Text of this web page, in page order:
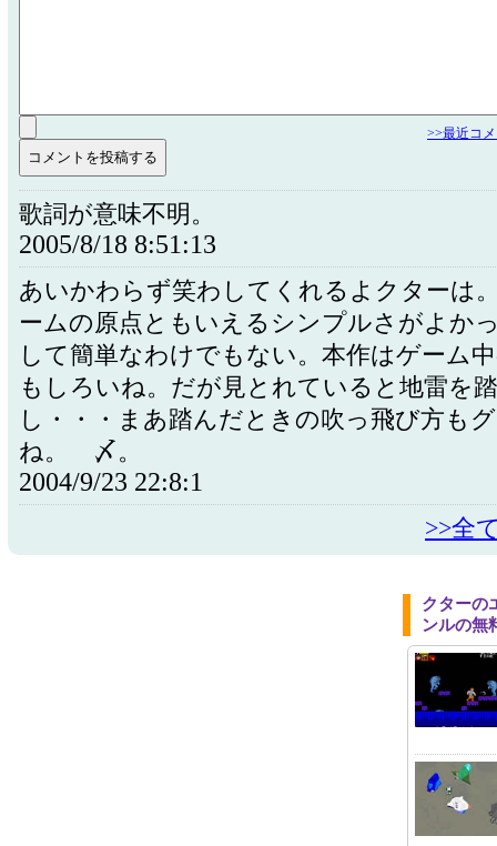
>>最近コ
歌詞が意味不明。
2005/8/18 8:51:13
あいかわらず笑わしてくれるよクターは
ームの原点ともいえるシンプルさがよか
して簡単なわけでもない。本作はゲーム
もしろいね。だが見とれていると地雷を
し・・・まあ踏んだときの吹っ飛び方も
ね。 〆。
2004/9/23 22:8:1
>>全
クターの
ンルの無